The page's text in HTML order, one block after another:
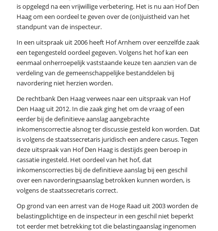
is opgelegd na een vrijwillige verbetering. Het is nu aan Hof Den
Haag om een oordeel te geven over de (on)juistheid van het
standpunt van de inspecteur.
In een uitspraak uit 2006 heeft Hof Arnhem over eenzelfde zaak
een tegengesteld oordeel gegeven. Volgens het hof kan een
eenmaal onherroepelijk vaststaande keuze ten aanzien van de
verdeling van de gemeenschappelijke bestanddelen bij
navordering niet herzien worden.
De rechtbank Den Haag verwees naar een uitspraak van Hof
Den Haag uit 2012. In die zaak ging het om de vraag of een
eerder bij de definitieve aanslag aangebrachte
inkomenscorrectie alsnog ter discussie gesteld kon worden. Dat
is volgens de staatssecretaris juridisch een andere casus. Tegen
deze uitspraak van Hof Den Haag is destijds geen beroep in
cassatie ingesteld. Het oordeel van het hof, dat
inkomenscorrecties bij de definitieve aanslag bij een geschil
over een navorderingsaanslag betrokken kunnen worden, is
volgens de staatssecretaris correct.
Op grond van een arrest van de Hoge Raad uit 2003 worden de
belastingplichtige en de inspecteur in een geschil niet beperkt
tot eerder met betrekking tot die belastingaanslag ingenomen